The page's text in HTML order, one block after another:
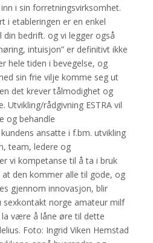
i sin forretningsvirksomhet.
i etableringen er en enkel
bedrift. og vi legger også
intuisjon” er definitivt ikke
hele tiden i bevegelse, og
sin frie vilje komme seg ut
det krever tålmodighet og
Utvikling/rådgivning ESTRA vil
og behandle
ansatte i f.bm. utvikling
team, ledere og
vi kompetanse til å ta i bruk
den kommer alle til gode, og
gjennom innovasjon, blir
norge amateur milf
være å låne øre til dette
Foto: Ingrid Viken Hemstad